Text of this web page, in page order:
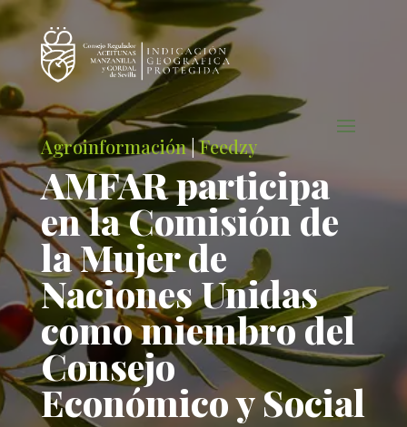
Agroinformación|Feedzy
AMFAR participa
en la Comisión de
la Mujer de
Naciones Unidas
como miembro del
Consejo
Económico y Social